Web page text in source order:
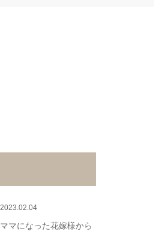
2023.02.04
ママになった花嫁様から